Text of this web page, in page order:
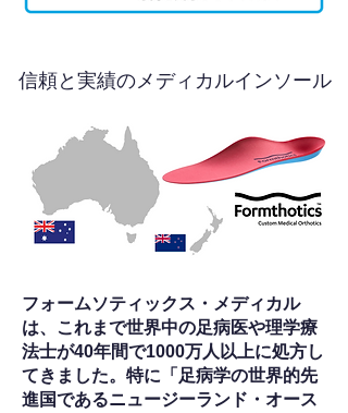
信頼と実績のメディカルインソール
フォームソティックス・メディカル
は、これまで世界中の足病医や理学療
法士が40年間で1000万人以上に処方し
てきました。特に「足病学の世界的先
進国であるニュージーランド・オース